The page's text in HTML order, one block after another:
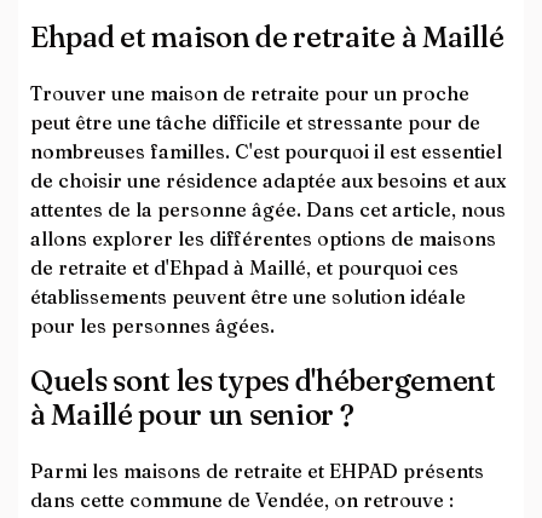
Ehpad et maison de retraite à Maillé
Trouver une maison de retraite pour un proche
peut être une tâche difficile et stressante pour de
nombreuses familles. C'est pourquoi il est essentiel
de choisir une résidence adaptée aux besoins et aux
attentes de la personne âgée. Dans cet article, nous
allons explorer les différentes options de maisons
de retraite et d'Ehpad à Maillé, et pourquoi ces
établissements peuvent être une solution idéale
pour les personnes âgées.
Quels sont les types d'hébergement
à Maillé pour un senior ?
Parmi les maisons de retraite et EHPAD présents
dans cette commune de Vendée, on retrouve :